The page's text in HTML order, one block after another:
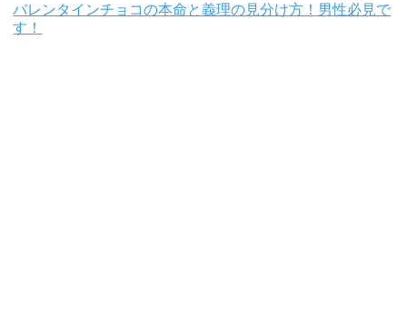
バレンタインチョコの本命と義理の見分け方！男性必見で
す！